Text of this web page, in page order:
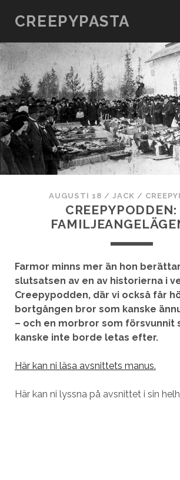
CREEPYPASTA
AUGUSTI 18 / JACK /
CREEPYPODDEN:
Farmor minns mer än hon
slutsatsen av en av historierna i
Creepypodden, där vi också får
bortgången bror som kanske
– och en morbror som försvunnit
kanske inte borde letas efter.
Här kan ni läsa avsnittets manus.
Här kan ni lyssna på avsnittet i sin